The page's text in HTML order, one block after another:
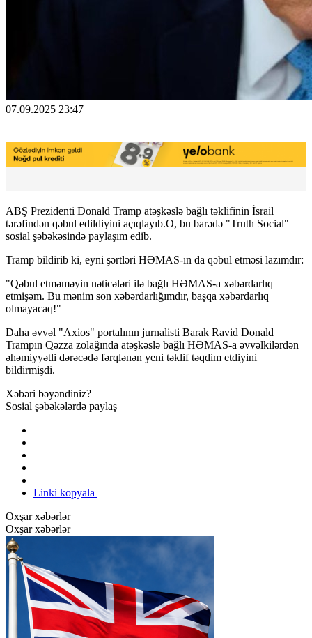
07.09.2025 23:47
ABŞ Prezidenti Donald Tramp atəşkəslə bağlı təklifinin İsrail
tərəfindən qəbul edildiyini açıqlayıb.O, bu barədə "Truth Social"
sosial şəbəkəsində paylaşım edib.
Tramp bildirib ki, eyni şərtləri HƏMAS-ın da qəbul etməsi lazımdır:
"Qəbul etməməyin nəticələri ilə bağlı HƏMAS-a xəbərdarlıq
etmişəm. Bu mənim son xəbərdarlığımdır, başqa xəbərdarlıq
olmayacaq!"
Daha əvvəl "Axios" portalının jurnalisti Barak Ravid Donald
Trampın Qəzza zolağında atəşkəslə bağlı HƏMAS-a əvvəlkilərdən
əhəmiyyətli dərəcədə fərqlənən yeni təklif təqdim etdiyini
bildirmişdi.
Xəbəri bəyəndiniz?
Sosial şəbəkələrdə paylaş
Linki kopyala
Oxşar xəbərlər
Oxşar xəbərlər